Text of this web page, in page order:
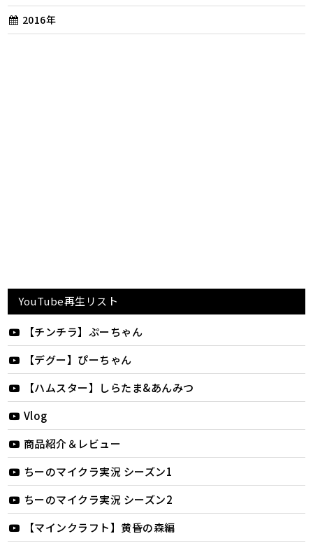
2016年
YouTube再生リスト
【チンチラ】ぷーちゃん
【デグー】ぴーちゃん
【ハムスター】しらたま&あんみつ
Vlog
商品紹介＆レビュー
ちーのマイクラ実況 シーズン1
ちーのマイクラ実況 シーズン2
【マインクラフト】黄昏の森編